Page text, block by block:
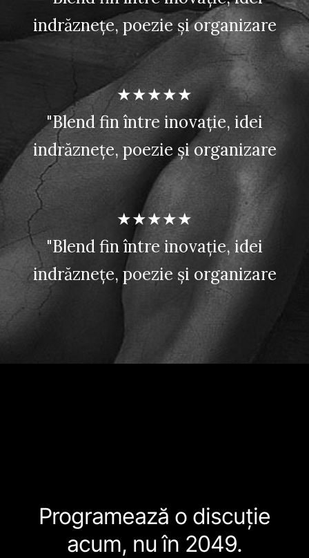
indrăznețe, poezie și organizare
★★★★★
"Blend fin între inovație, idei
indrăznețe, poezie și organizare
★★★★★
"Blend fin între inovație, idei
indrăznețe, poezie și organizare
Programează o discuție
acum, nu în 2049.